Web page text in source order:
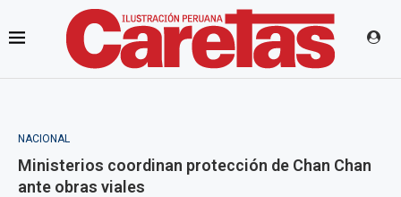
NACIONAL
Ministerios coordinan protección de Chan Chan
ante obras viales